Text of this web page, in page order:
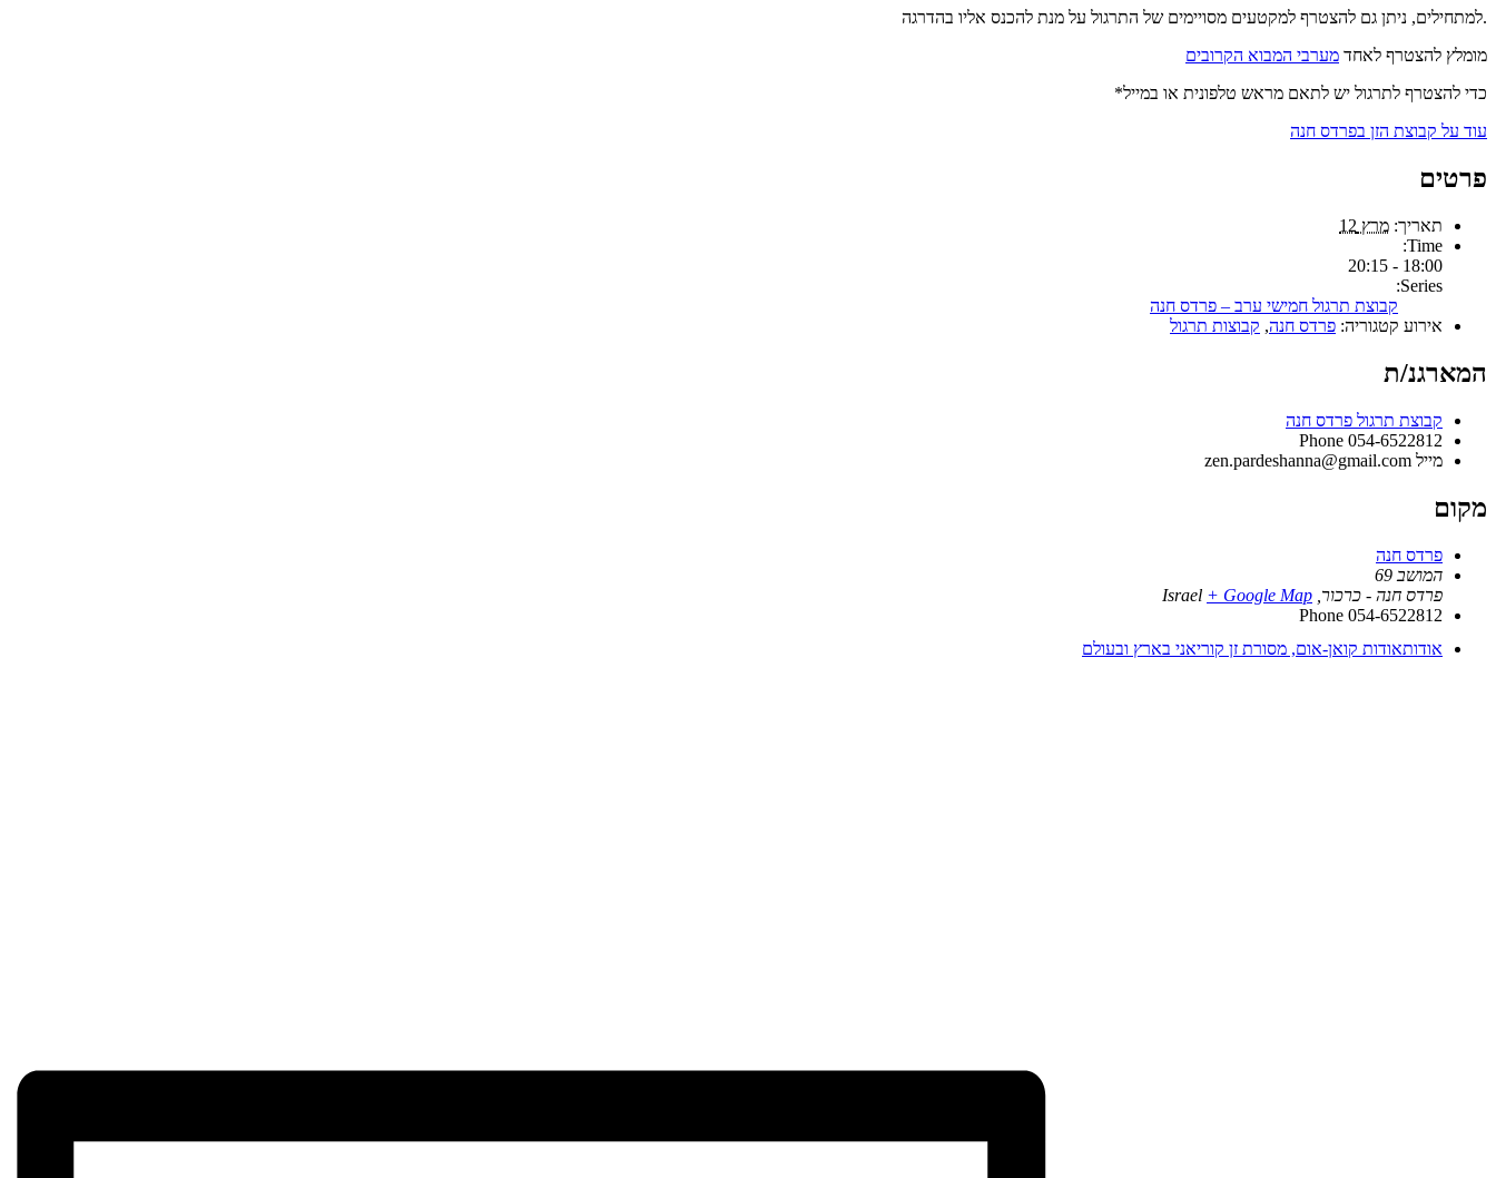
אודותאודות קואן-אום, מסורת זן קוריאני בארץ ובעולם
.למתחילים, ניתן גם להצטרף למקטעים מסויימים של התרגול על מנת להכנס אליו בהדרגה
מומלץ להצטרף לאחד מערבי המבוא הקרובים
כדי להצטרף לתרגול יש לתאם מראש טלפונית או במייל*
עוד על קבוצת הזן בפרדס חנה
פרטים
תאריך: מרץ 12
Time:
18:00 - 20:15
Series:
קבוצת תרגול חמישי ערב – פרדס חנה
אירוע קטגוריה: פרדס חנה, קבוצות תרגול
המארגנ/ת
קבוצת תרגול פרדס חנה
Phone 054-6522812
מייל zen.pardeshanna@gmail.com
מקום
פרדס חנה
המושב 69
פרדס חנה - כרכור
Israel + Google Map
Phone 054-6522812